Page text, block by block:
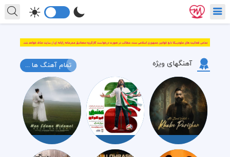
آهنگهای ویژه تمام آهنگ ها ...